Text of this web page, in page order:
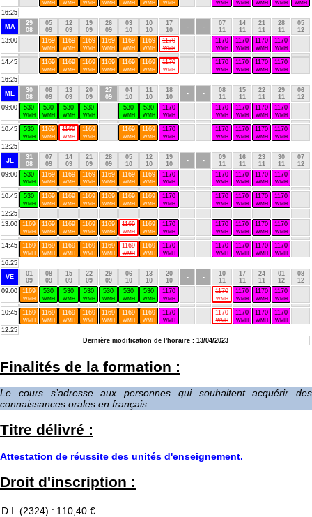
WMH WMH WMH WMH WMH WMH WMH WMH WMH WMH WMH WMH
16:25
MA
29
08
05
09
12
09
19
09
26
09
03
10
10
10
17
10
- -
07
11
14
11
21
11
28
11
05
12
13:00
1169
WMH
1169
WMH
1169
WMH
1169
WMH
1169
WMH
1169
WMH
1170
WMH
1170
WMH
1170
WMH
1170
WMH
1170
WMH
14:45 1169
WMH
1169
WMH
1169
WMH
1169
WMH
1169
WMH
1169
WMH
1170
WMH
1170
WMH
1170
WMH
1170
WMH
1170
WMH
16:25
ME
30
08
06
09
13
09
20
09
27
09
04
10
11
10
18
10
- -
08
11
15
11
22
11
29
11
06
12
09:00
530
WMH
530
WMH
530
WMH
530
WMH
530
WMH
530
WMH
1170
WMH
1170
WMH
1170
WMH
1170
WMH
1170
WMH
10:45 530
WMH
1169
WMH
1169
WMH
1169
WMH
1169
WMH
1169
WMH
1170
WMH
1170
WMH
1170
WMH
1170
WMH
1170
WMH
12:25
JE
31
08
07
09
14
09
21
09
28
09
05
10
12
10
19
10
- -
09
11
16
11
23
11
30
11
07
12
09:00
530
WMH
1169
WMH
1169
WMH
1169
WMH
1169
WMH
1169
WMH
1169
WMH
1170
WMH
1170
WMH
1170
WMH
1170
WMH
1170
WMH
10:45 530
WMH
1169
WMH
1169
WMH
1169
WMH
1169
WMH
1169
WMH
1169
WMH
1170
WMH
1170
WMH
1170
WMH
1170
WMH
1170
WMH
12:25
13:00
1169
WMH
1169
WMH
1169
WMH
1169
WMH
1169
WMH
1169
WMH
1169
WMH
1170
WMH
1170
WMH
1170
WMH
1170
WMH
1170
WMH
14:45 1169
WMH
1169
WMH
1169
WMH
1169
WMH
1169
WMH
1169
WMH
1169
WMH
1170
WMH
1170
WMH
1170
WMH
1170
WMH
1170
WMH
16:25
VE
01
09
08
09
15
09
22
09
29
09
06
10
13
10
20
10
- -
10
11
17
11
24
11
01
12
08
12
09:00
1169
WMH
530
WMH
530
WMH
530
WMH
530
WMH
530
WMH
530
WMH
1170
WMH
1170
WMH
1170
WMH
1170
WMH
1170
WMH
10:45 1169
WMH
1169
WMH
1169
WMH
1169
WMH
1169
WMH
1169
WMH
1169
WMH
1170
WMH
1170
WMH
1170
WMH
1170
WMH
1170
WMH
12:25
Dernière modification de l'horaire : 13/04/2023
Finalités de la formation :
Le cours s’adresse aux personnes qui souhaitent acquérir des
connaissances orales en français.
Titre délivré :
Attestation de réussite des unités d'enseignement.
Droit d'inscription :
D.I. (2324) : 110,40 €